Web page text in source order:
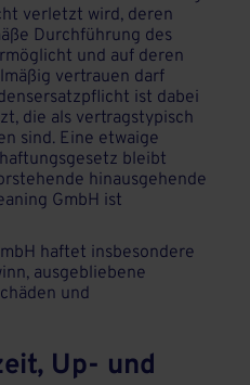
verletzt wird, deren
Durchführung des
und auf deren
vertrauen darf
ist dabei
die als vertragstypisch
sind. Eine etwaige
bleibt
hinausgehende
GmbH ist
haftet insbesondere
ausgebliebene
und
Up- und